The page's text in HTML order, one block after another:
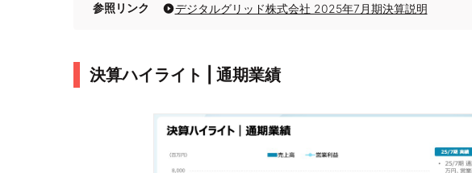
参照リンク デジタルグリッド株式会社 2025年7月期決算説明
決算ハイライト | 通期業績